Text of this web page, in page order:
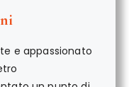
e appassionato